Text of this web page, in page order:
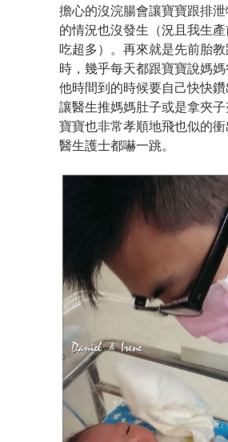
擔心的沒浣腸會讓寶寶跟排
的情況也沒發生（況且我生
吃超多）。再來就是先前胎
時，幾乎每天都跟寶寶說媽
他時間到的時候要自己快快
讓醫生推媽媽肚子或是拿夾子
寶寶也非常孝順地飛也似的衝
醫生護士都嚇一跳。